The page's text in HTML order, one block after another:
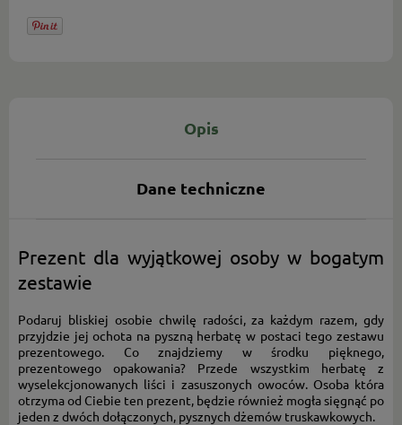
Opis
Dane techniczne
Prezent dla wyjątkowej osoby w bogatym
zestawie
Podaruj bliskiej osobie chwilę radości, za każdym razem, gdy
przyjdzie jej ochota na pyszną herbatę w postaci tego zestawu
prezentowego. Co znajdziemy w środku pięknego,
prezentowego opakowania? Przede wszystkim herbatę z
wyselekcjonowanych liści i zasuszonych owoców. Osoba która
otrzyma od Ciebie ten prezent, będzie również mogła sięgnąć po
jeden z dwóch dołączonych, pysznych dżemów truskawkowych.